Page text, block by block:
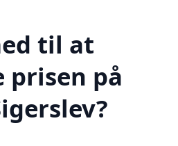
til at
prisen på